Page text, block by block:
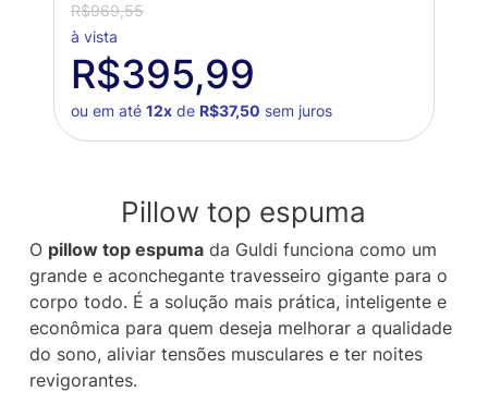
R$969,55
à vista
R$395,99
ou em até 12xde R$37,50 sem juros
Pillow top espuma
O pillow top espumada Guldi funciona como um
grande e aconchegante travesseiro gigante para o
corpo todo. É a solução mais prática, inteligente e
econômica para quem deseja melhorar a qualidade
do sono, aliviar tensões musculares e ter noites
revigorantes.